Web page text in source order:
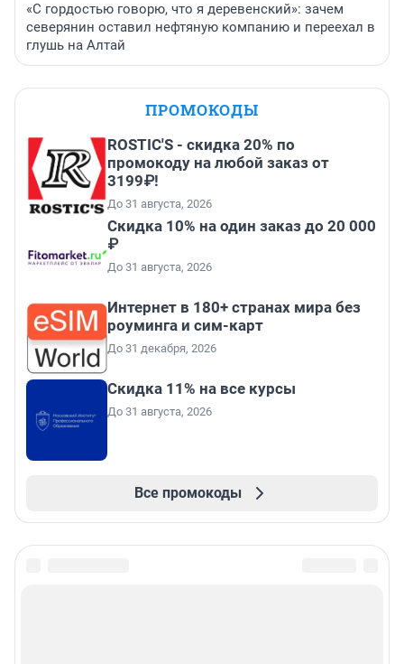
«С гордостью говорю, что я деревенский»: зачем
северянин оставил нефтяную компанию и переехал в
глушь на Алтай
ПРОМОКОДЫ
ROSTIC'S - скидка 20% по
промокоду на любой заказ от
3199₽!
До 31 августа, 2026
Скидка 10% на один заказ до 20 000
₽
До 31 августа, 2026
Интернет в 180+ странах мира без
роуминга и сим-карт
До 31 декабря, 2026
Скидка 11% на все курсы
До 31 августа, 2026
Все промокоды